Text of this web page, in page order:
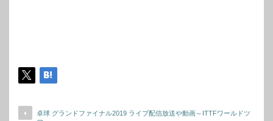
卓球 グランドファイナル2019 ライブ配信放送や動画～ITTFワールドツ